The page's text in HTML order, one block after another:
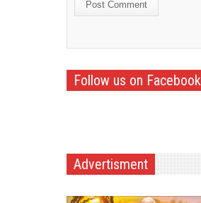
Follow us on Facebook
Advertisment